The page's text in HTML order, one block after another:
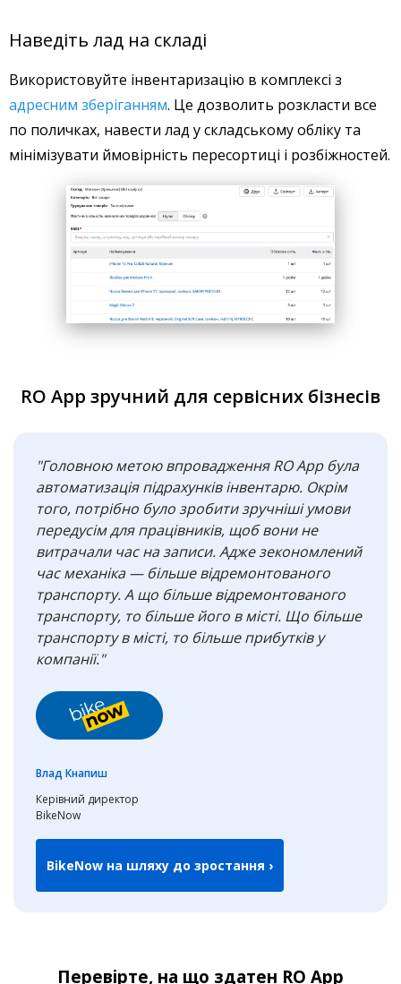
Наведіть лад на складі
Використовуйте інвентаризацію в комплексі з
адресним зберіганням. Це дозволить розкласти все
по поличках, навести лад у складському обліку та
мінімізувати ймовірність пересортиці і розбіжностей.
RO App зручний для сервісних бізнесів
"Головною метою впровадження RO App була
автоматизація підрахунків інвентарю. Окрім
того, потрібно було зробити зручніші умови
передусім для працівників, щоб вони не
витрачали час на записи. Адже зекономлений
час механіка — більше відремонтованого
транспорту. А що більше відремонтованого
транспорту, то більше його в місті. Що більше
транспорту в місті, то більше прибутків у
компанії."
Влад Кнапиш
Керівний директор
BikeNow
BikeNow на шляху до зростання ›
Перевірте, на що здатен RO App